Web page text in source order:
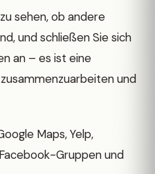
sehen, ob andere
und schließen Sie sich
an – es ist eine
und
Maps, Yelp,
Gruppen und